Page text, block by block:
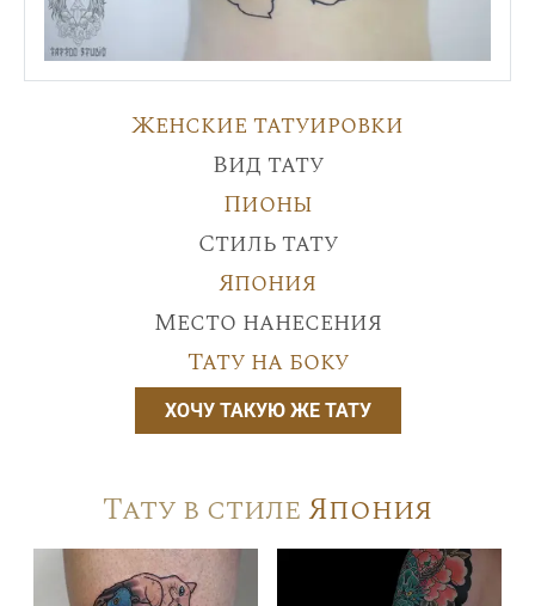
Женские татуировки
Вид тату
Пионы
Стиль тату
Япония
Место нанесения
Тату на боку
ХОЧУ ТАКУЮ ЖЕ ТАТУ
Тату в стилеЯпония